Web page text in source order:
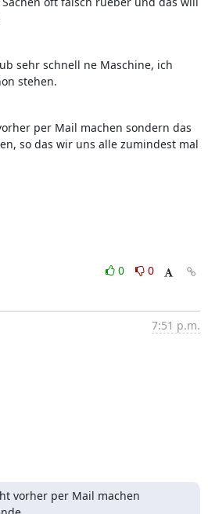
sehr schnell ne Maschine, ich
stehen.
per Mail machen sondern das
so das wir uns alle zumindest mal
0
0
7:51 p.m.
vorher per Mail machen